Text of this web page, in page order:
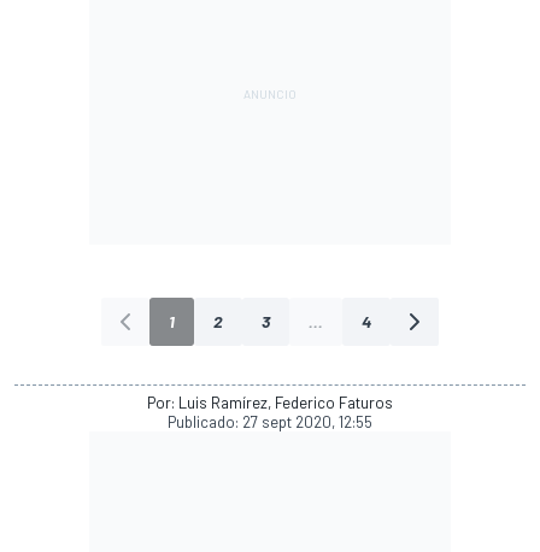
1 2 3 ... 4
Por: Luis Ramírez, Federico Faturos
Publicado: 27 sept 2020, 12:55